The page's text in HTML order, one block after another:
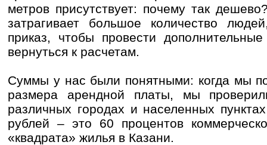
метров присутствует: почему так
затрагивает большое количество
приказ, чтобы провести
вернуться к расчетам.
Суммы у нас были понятными: когда мы
размера арендной платы, мы
различных городах и населенных
рублей – это 60 процентов
«квадрата» жилья в Казани.